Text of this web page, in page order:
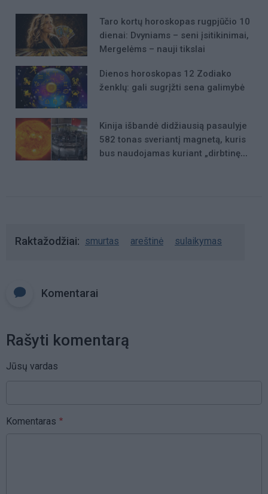
Taro kortų horoskopas rugpjūčio 10
dienai: Dvyniams – seni įsitikinimai,
Mergelėms – nauji tikslai
Dienos horoskopas 12 Zodiako
ženklų: gali sugrįžti sena galimybė
Kinija išbandė didžiausią pasaulyje
582 tonas sveriantį magnetą, kuris
bus naudojamas kuriant „dirbtinę
Raktažodžiai smurtas areštinė sulaikymas
Komentarai
Rašyti komentarą
Jūsų vardas
Komentaras